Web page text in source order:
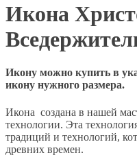
Икона
Икону можно купить в
икону нужного размера.
Икона создана в нашей
технологии. Эта
традиций и технологий,
древних времен.